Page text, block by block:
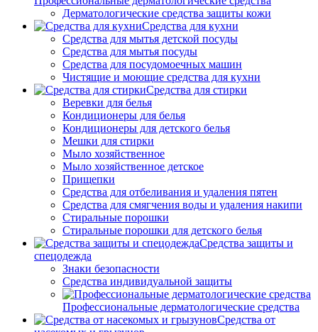
Дерматологические средства защиты кожи
Средства для кухни
Средства для мытья детской посуды
Средства для мытья посуды
Средства для посудомоечных машин
Чистящие и моющие средства для кухни
Средства для стирки
Веревки для белья
Кондиционеры для белья
Кондиционеры для детского белья
Мешки для стирки
Мыло хозяйственное
Мыло хозяйственное детское
Прищепки
Средства для отбеливания и удаления пятен
Средства для смягчения воды и удаления накипи
Стиральные порошки
Стиральные порошки для детского белья
Средства защиты и
спецодежда
Знаки безопасности
Средства индивидуальной защиты
Профессиональные дерматологические средства
Средства от